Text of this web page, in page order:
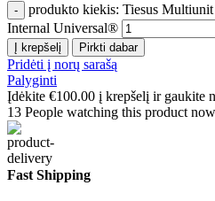
produkto kiekis: Tiesus
Internal Universal®
Į krepšelį Pirkti dabar
Pridėti į norų sarašą
Palyginti
Įdėkite €100.00 į krepšelį ir gaukite
13 People watching this product
Fast Shipping